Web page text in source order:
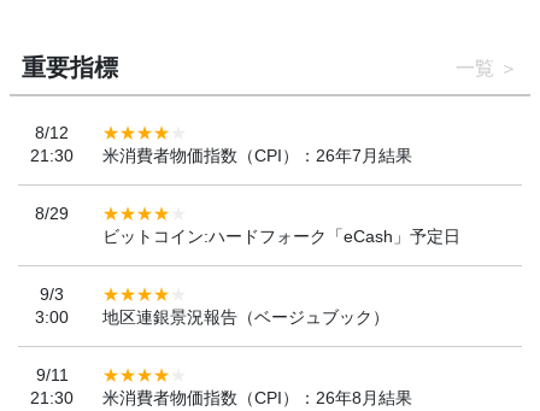
重要指標 一覧
8/12
21:30
米消費者物価指数（CPI）：26年7月結果
8/29
ビットコイン:ハードフォーク「eCash」予定日
9/3
3:00
地区連銀景況報告（ベージュブック）
9/11
21:30
米消費者物価指数（CPI）：26年8月結果